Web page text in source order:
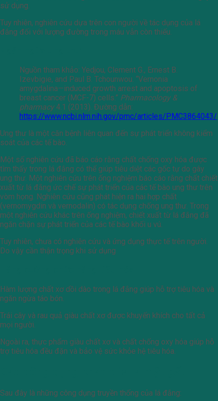
sử dụng.
Tuy nhiên, nghiên cứu dựa trên con người về tác dụng của lá
đắng đối với lượng đường trong máu vẫn còn thiếu.
Nguồn tham khảo: Yedjou, Clement G., Ernest B.
Izevbigie, and Paul B. Tchounwou. “Vernonia
amygdalina—induced growth arrest and apoptosis of
breast cancer (MCF-7) cells.” Pharmacology &
pharmacy4.1 (2013). Đường dẫn:
https://www.ncbi.nlm.nih.gov/pmc/articles/PMC3864043/
Ung thư là một căn bệnh liên quan đến sự phát triển không kiểm
soát của các tế bào.
Một số nghiên cứu đã báo cáo rằng chất chống oxy hóa được
tìm thấy trong lá đắng có thể giúp tiêu diệt các gốc tự do gây
ung thư. Một nghiên cứu trên ống nghiệm báo cáo rằng chất chiết
xuất từ ​​lá đắng ức chế sự phát triển của các tế bào ung thư trên
vòm họng. Nghiên cứu cũng phát hiện ra hai hợp chất
(vernomygdin và vernodalin) có tác dụng chống ung thư. Trong
một nghiên cứu khác trên ống nghiệm, chiết xuất từ ​​lá đắng đã
ngăn chặn sự phát triển của các tế bào khối u vú.
Tuy nhiên, chưa có nghiên cứu và ứng dụng thực tế trên người.
Do vậy cần thận trọng khi sử dụng
Hàm lượng chất xơ dồi dào trong lá đắng giúp hỗ trợ tiêu hóa và
ngăn ngừa táo bón.
Trái cây và rau quả giàu chất xơ được khuyến khích cho tất cả
mọi người.
Ngoài ra, thực phẩm giàu chất xơ và chất chống oxy hóa giúp hỗ
trợ tiêu hóa đều đặn và bảo vệ sức khỏe hệ tiêu hóa.
Sau đây là những công dụng truyền thống của lá đắng: